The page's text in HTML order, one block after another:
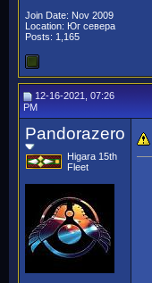
Join Date: Nov 2009
Location: Юг севера
Posts: 1,165
12-16-2021, 07:26
PM
Pandorazero
Higara 15th
Fleet